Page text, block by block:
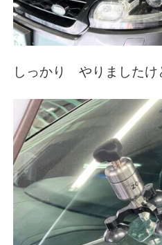
しっかり やりましたけ